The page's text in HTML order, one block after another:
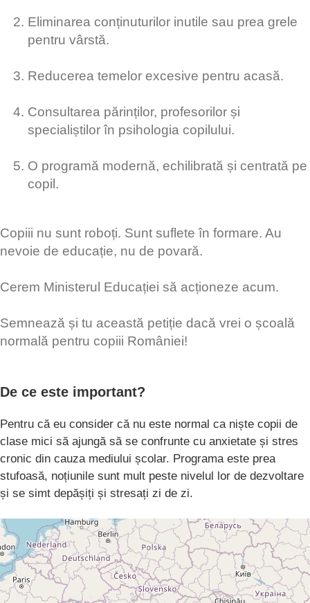
Eliminarea conținuturilor inutile sau prea grele
pentru vârstă.
Reducerea temelor excesive pentru acasă.
Consultarea părinților, profesorilor și
specialiștilor în psihologia copilului.
O programă modernă, echilibrată și centrată pe
copil.
Copiii nu sunt roboți. Sunt suflete în formare. Au
nevoie de educație, nu de povară.
Cerem Ministerul Educației să acționeze acum.
Semnează și tu această petiție dacă vrei o școală
normală pentru copiii României!
De ce este important?
Pentru că eu consider că nu este normal ca niște copii de
clase mici să ajungă să se confrunte cu anxietate și stres
cronic din cauza mediului școlar. Programa este prea
stufoasă, noțiunile sunt mult peste nivelul lor de dezvoltare
și se simt depășiți și stresați zi de zi.